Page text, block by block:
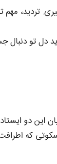
تردید، مهم‌
دل تو دنبال
این دو
که